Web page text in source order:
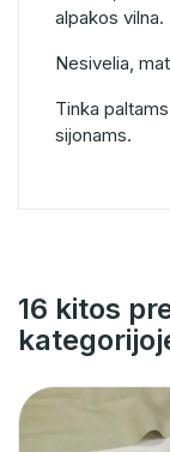
alpakos vilna.
Nesivelia,
Tinka
sijonams.
16 kitos